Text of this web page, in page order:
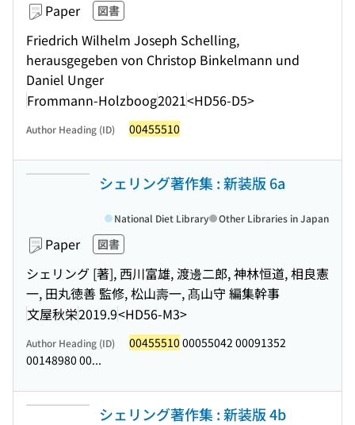
Paper 図書
Friedrich Wilhelm Joseph Schelling,
herausgegeben von Christop Binkelmann und
Daniel Unger
Frommann-Holzboog2021<HD56-D5>
Author Heading (ID) 00455510
シェリング著作集 : 新装版 6a
Paper 図書
シェリング [著], 西川富雄, 渡邊二郎, 神林恒道, 相良憲
一, 田丸徳善 監修, 松山壽一, 髙山守 編集幹事
文屋秋栄2019.9<HD56-M3>
National Diet Library Other Libraries in Japan
Author Heading (ID) 00455510 00055042 00091352
00148980 00...
シェリング著作集 : 新装版 4b